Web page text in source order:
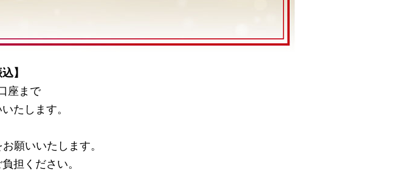
】
座まで
たします。
願いいたします。
担ください。